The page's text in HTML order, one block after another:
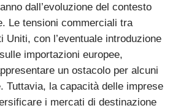
dall’evoluzione del contesto
Le tensioni commerciali tra
Uniti, con l’eventuale introduzione
importazioni europee,
un ostacolo per alcuni
Tuttavia, la capacità delle imprese
i mercati di destinazione